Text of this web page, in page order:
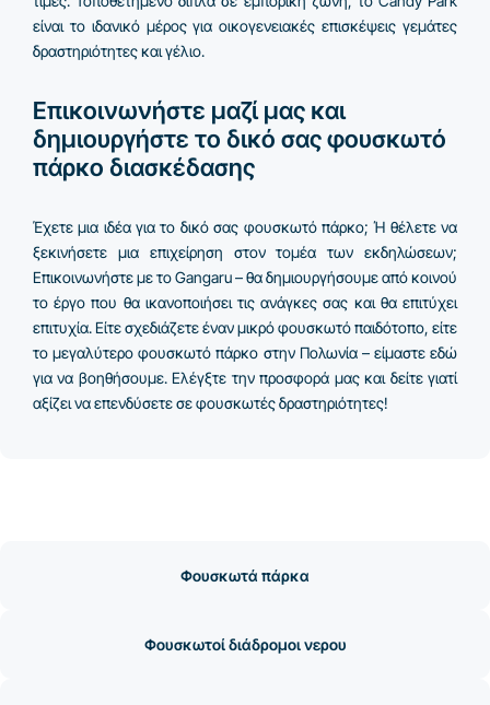
είναι το ιδανικό μέρος για οικογενειακές επισκέψεις γεμάτες
δραστηριότητες και γέλιο.
Επικοινωνήστε μαζί μας και
δημιουργήστε το δικό σας φουσκωτό
πάρκο διασκέδασης
Έχετε μια ιδέα για το δικό σας φουσκωτό πάρκο; Ή θέλετε να
ξεκινήσετε μια επιχείρηση στον τομέα των εκδηλώσεων;
Επικοινωνήστε με το Gangaru – θα δημιουργήσουμε από κοινού
το έργο που θα ικανοποιήσει τις ανάγκες σας και θα επιτύχει
επιτυχία. Είτε σχεδιάζετε έναν μικρό φουσκωτό παιδότοπο, είτε
το μεγαλύτερο φουσκωτό πάρκο στην Πολωνία – είμαστε εδώ
για να βοηθήσουμε. Ελέγξτε την προσφορά μας και δείτε γιατί
αξίζει να επενδύσετε σε φουσκωτές δραστηριότητες!
Φουσκωτά πάρκα
Φουσκωτοί διάδρομοι νερου